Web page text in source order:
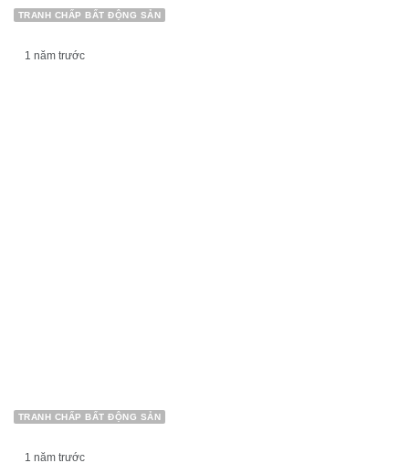
TRANH CHẤP BẤT ĐỘNG SẢN
1 năm trước
TRANH CHẤP BẤT ĐỘNG SẢN
1 năm trước